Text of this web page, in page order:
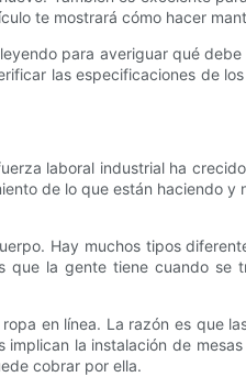
te mostrará cómo hacer
para averiguar qué
las especificaciones de
laboral industrial ha
de lo que están haciendo y
Hay muchos tipos
la gente tiene cuando se
en línea. La razón es que
la instalación de
cobrar por ella.